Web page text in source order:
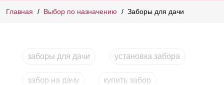
Главная Выбор по назначению Заборы для дачи
заборы для дачи установка забора
забор на дачу купить забор